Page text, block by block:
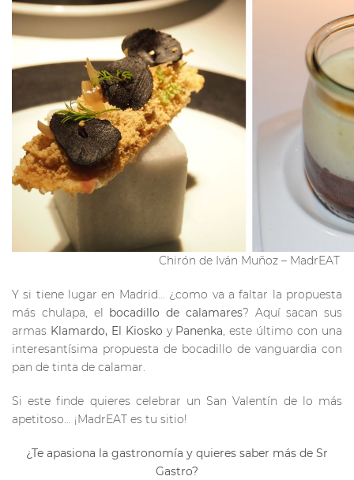
Chirón de Iván Muñoz – MadrEAT
Y si tiene lugar en Madrid… ¿como va a faltar la propuesta
más chulapa, el bocadillo de calamares? Aquí sacan sus
armas Klamardo, El Kiosko y Panenka, este último con una
interesantísima propuesta de bocadillo de vanguardia con
pan de tinta de calamar.
Si este finde quieres celebrar un San Valentín de lo más
apetitoso… ¡MadrEAT es tu sitio!
¿Te apasiona la gastronomía y quieres saber más de Sr
Gastro?